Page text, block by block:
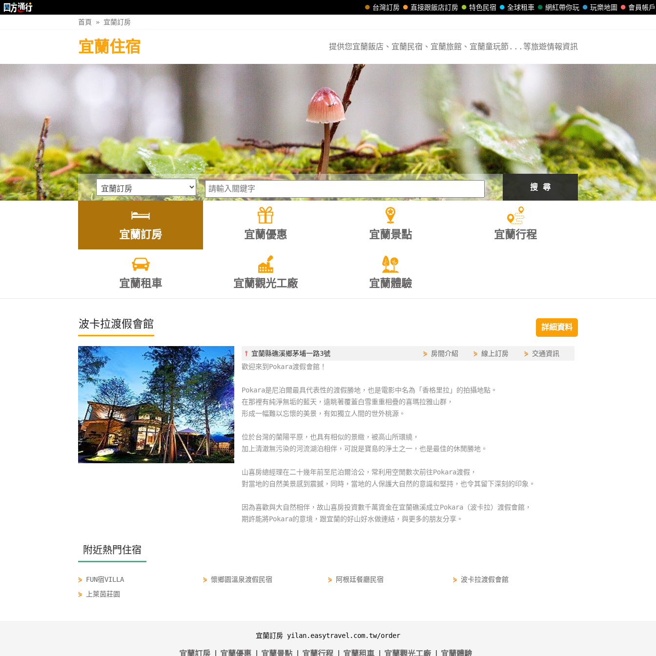
會員帳戶
玩樂地圖
網紅帶你玩
全球租車
特色民宿
直接跟飯店訂房
台灣訂房
首頁 » 宜蘭訂房
宜蘭住宿 提供您宜蘭飯店、宜蘭民宿、宜蘭旅館、宜蘭童玩節...等旅遊情報資訊
搜 尋
宜蘭訂房 宜蘭優惠 宜蘭景點 宜蘭行程
宜蘭租車 宜蘭觀光工廠 宜蘭體驗
波卡拉渡假會館 詳細資料
⫯ 宜蘭縣礁溪鄉茅埔一路3號 ⋟ 房間介紹 ⋟線上訂房 ⋟ 交通資訊
歡迎來到Pokara渡假會館！
Pokara是尼泊爾最具代表性的渡假勝地，也是電影中名為「香格里拉」的拍攝地點。
在那裡有純淨無垢的藍天，遠眺著覆蓋白雪重重相疊的喜瑪拉雅山群，
形成一幅難以忘懷的美景，有如獨立人間的世外桃源。
位於台灣的蘭陽平原，也具有相似的景緻，被高山所環繞，
加上清澈無污染的河流湖泊相伴，可說是寶島的淨土之一，也是最佳的休閒勝地。
山喜房總經理在二十幾年前至尼泊爾洽公，常利用空閒數次前往Pokara渡假，
對當地的自然美景感到震撼，同時，當地的人保護大自然的意識和堅持，也令其留下深刻的印象。
因為喜歡與大自然相伴，故山喜房投資數千萬資金在宜蘭礁溪成立Pokara（波卡拉）渡假會館，
期許能將Pokara的意境，跟宜蘭的好山好水做連結，與更多的朋友分享。
附近熱門住宿
⋟ FUN宿VILLA ⋟ 懷鄉園溫泉渡假民宿 ⋟ 阿根廷餐廳民宿 ⋟ 波卡拉渡假會館
⋟
上萊茵莊園
宜蘭訂房 yilan.easytravel.com.tw/order
宜蘭訂房 宜蘭優惠 宜蘭景點 宜蘭行程 宜蘭租車 宜蘭觀光工廠 宜蘭體驗